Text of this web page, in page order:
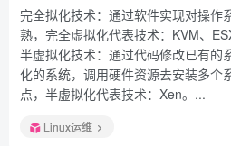
完全拟化技术：通过软件实现对操作
熟，完全虚拟化代表技术：KVM、
半虚拟化技术：通过代码修改已有的
化的系统，调用硬件资源去安装多个
点，半虚拟化代表技术：Xen。...
Linux运维